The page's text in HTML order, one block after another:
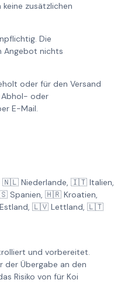
zusätzlichen
Die
Angebot nichts
oder für den Versand
Abhol- oder
E-Mail.
Niederlande, 🇮🇹 Italien,
Spanien, 🇭🇷 Kroatien,
🇱🇻 Lettland, 🇱🇹
und vorbereitet.
der Übergabe an den
Risiko von für Koi